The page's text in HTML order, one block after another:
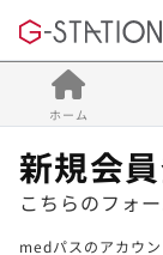
ホーム
新規会
こちらのフォ
medパスのアカウ